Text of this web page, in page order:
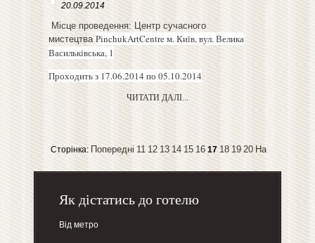
20.09.2014
Місце проведення: Центр сучасного
мистецтва PinchukArtCentre м. Київ, вул. Велика
Васильківська, 1
Проходить з 17.06.2014 по 05.10.2014
ЧИТАТИ ДАЛІ...
Сторінка: Попередні 11 12 13 14 15 16 17 18 19 20 Наступні
Як дістатись до готелю
Від метро